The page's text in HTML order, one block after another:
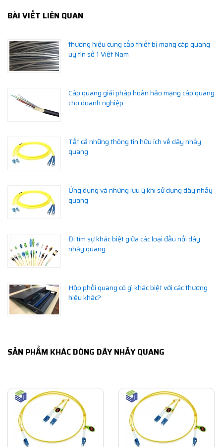
BÀI VIẾT LIÊN QUAN
thương hiệu cung cấp thiết bị mạng cáp quang
uy tín số 1 Việt Nam
Cáp quang giải pháp hoàn hảo mạng cáp quang
cho doanh nghiệp
Tất cả những thông tin hữu ích về dây nhảy
quang
Ứng dụng và những lưu ý khi sử dụng dây nhảy
quang
Đi tìm sự khác biệt giữa các loại đầu nối dây
nhảy quang
Hộp phối quang có gì khác biệt với các thương
hiệu khác?
SẢN PHẨM KHÁC DÒNG DÂY NHẢY QUANG